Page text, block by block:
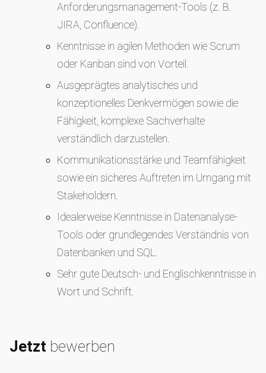
Anforderungsmanagement-Tools (z. B.
JIRA, Confluence).
Kenntnisse in agilen Methoden wie Scrum
oder Kanban sind von Vorteil.
Ausgeprägtes analytisches und
konzeptionelles Denkvermögen sowie die
Fähigkeit, komplexe Sachverhalte
verständlich darzustellen.
Kommunikationsstärke und Teamfähigkeit
sowie ein sicheres Auftreten im Umgang mit
Stakeholdern.
Idealerweise Kenntnisse in Datenanalyse-
Tools oder grundlegendes Verständnis von
Datenbanken und SQL.
Sehr gute Deutsch- und Englischkenntnisse in
Wort und Schrift.
Jetzt bewerben